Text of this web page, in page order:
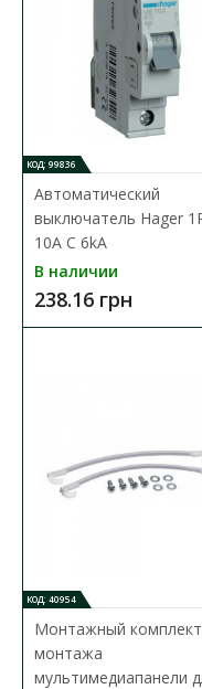
Переключатель Hager
переключения
КОД: 99836
Автоматический
выключатель Hager
10A C 6kA
В наличии
238.16 грн
КОД: 40954
Монтажный
монтажа
мультимедиапанели